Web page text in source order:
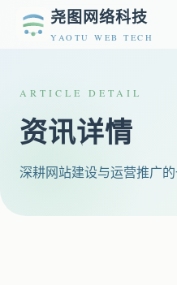
尧图网络科技
YAOTU WEB TECH
ARTICLE DETAIL
资讯详情
深耕网站建设与运营推广的